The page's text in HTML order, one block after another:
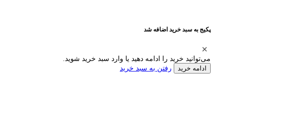
پکیج به سبد خرید اضافه شد
می‌توانید خرید را ادامه دهید یا وارد سبد خرید شوید.
ادامه خرید رفتن به سبد خرید